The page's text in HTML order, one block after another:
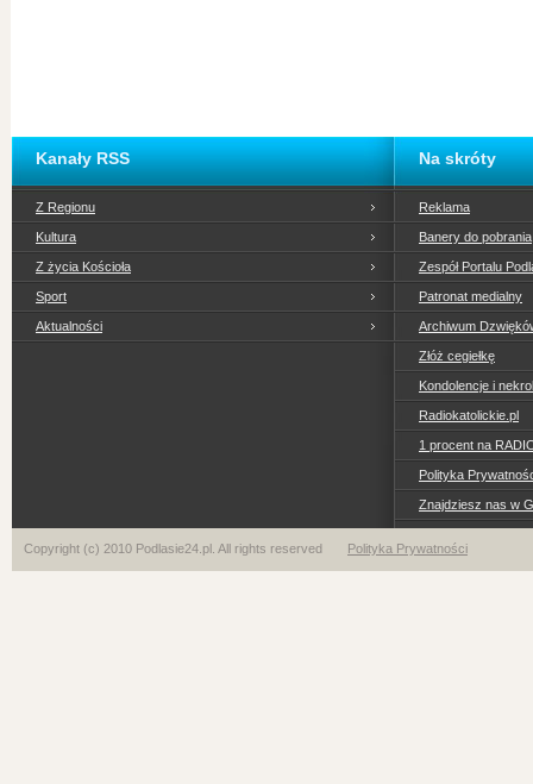
Kanały RSS
Z Regionu
Kultura
Z życia Kościoła
Sport
Aktualności
Na skróty
Reklama
Banery do pobrania
Zespół Portalu
Patronat medialny
Archiwum
Złóż cegiełkę
Kondolencje i
Radiokatolickie.pl
1 procent na
Polityka
Znajdziesz nas w
Copyright (c) 2010 Podlasie24.pl. All rights reserved Polityka Prywatności